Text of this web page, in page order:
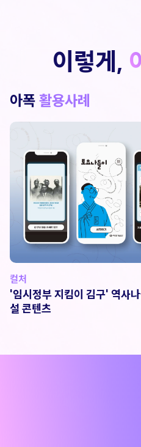
이렇게,
아폭 활용사례
컬처
'임시정부 지킴이 김구' 역사
설 콘텐츠